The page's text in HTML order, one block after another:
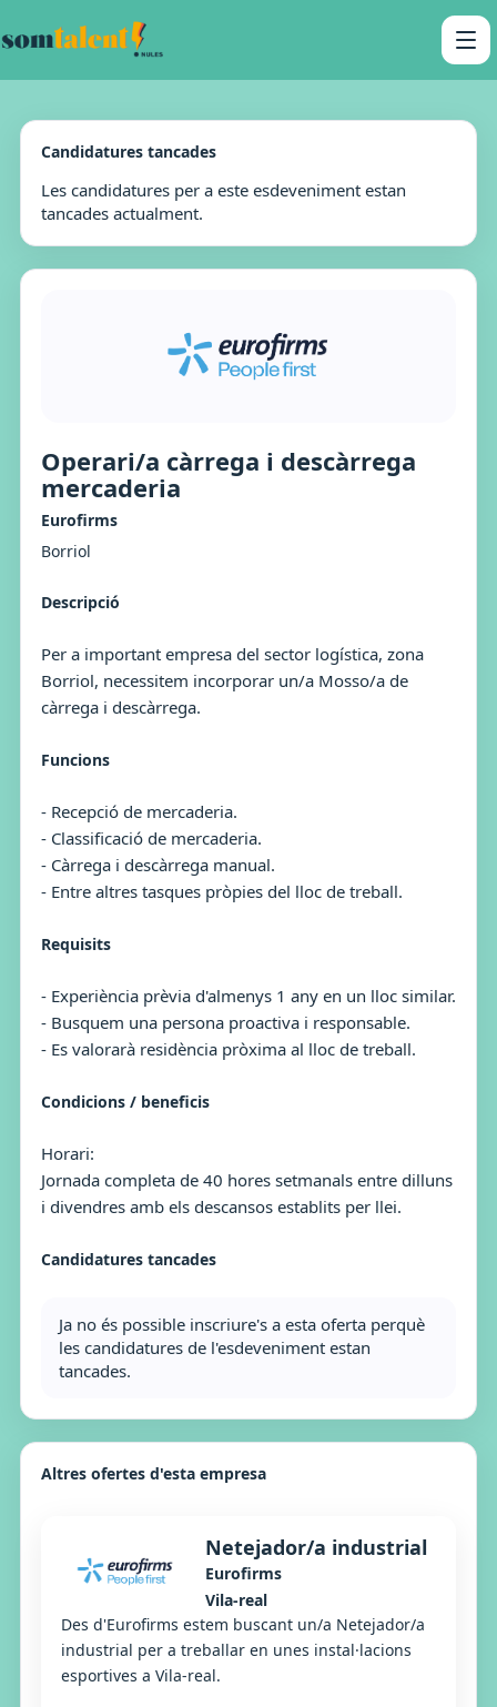
Candidatures tancades
Les candidatures per a este esdeveniment estan
tancades actualment.
Operari/a càrrega i descàrrega
mercaderia
Eurofirms
Borriol
Descripció
Per a important empresa del sector logística, zona
Borriol, necessitem incorporar un/a Mosso/a de
càrrega i descàrrega.
Funcions
- Recepció de mercaderia.
- Classificació de mercaderia.
- Càrrega i descàrrega manual.
- Entre altres tasques pròpies del lloc de treball.
Requisits
- Experiència prèvia d'almenys 1 any en un lloc similar.
- Busquem una persona proactiva i responsable.
- Es valorarà residència pròxima al lloc de treball.
Condicions / beneficis
Horari:
Jornada completa de 40 hores setmanals entre dilluns
i divendres amb els descansos establits per llei.
Candidatures tancades
Ja no és possible inscriure's a esta oferta perquè
les candidatures de l'esdeveniment estan
tancades.
Altres ofertes d'esta empresa
Netejador/a industrial
Eurofirms
Vila-real
Des d'Eurofirms estem buscant un/a Netejador/a
industrial per a treballar en unes instal·lacions
esportives a Vila-real.